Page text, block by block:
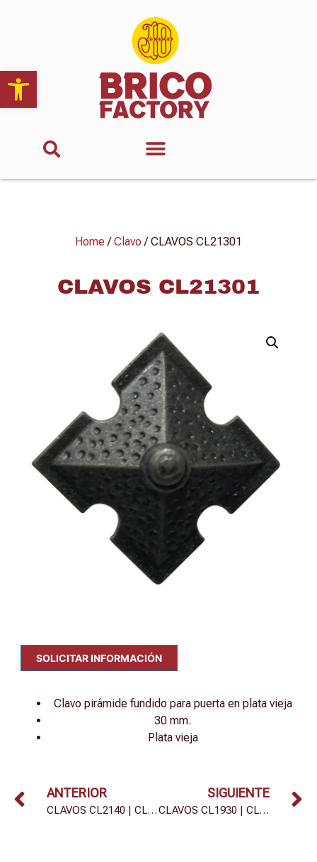
Abrir barra de herramientas
Home/Clavo/ CLAVOS CL21301
CLAVOS CL21301
SOLICITAR INFORMACIÓN
Clavo pirámide fundido para puerta en plata vieja
30 mm.
Plata vieja
ANTERIOR
CLAVOS CL2140 | CL2130
SIGUIENTE
CLAVOS CL1930 | CL1940